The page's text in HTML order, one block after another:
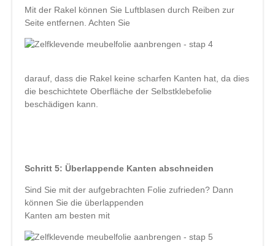
Mit der Rakel können Sie Luftblasen durch Reiben zur
Seite entfernen. Achten Sie
darauf, dass die Rakel keine scharfen Kanten hat, da dies
die beschichtete Oberfläche der Selbstklebefolie
beschädigen kann.
Schritt 5: Überlappende Kanten abschneiden
Sind Sie mit der aufgebrachten Folie zufrieden? Dann
können Sie die überlappenden
Kanten am besten mit